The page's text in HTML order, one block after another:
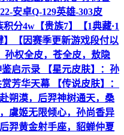
安卓Q-129英雄-303皮
分4w【贵族7】【1典藏·1
】【因赛季更新游戏段付以
孙权全皮，苍全皮，敖隐
启示录 【星元皮肤】：孙
芳华天幕 【传说皮肤】：
朔漠，后羿神树通天，桑
虞姬无限倾心，孙尚香异
羿黄金射手座，貂蝉仲夏